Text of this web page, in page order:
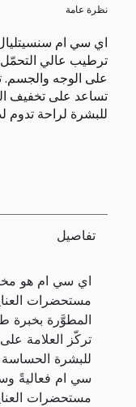
نظرة عامة
ترطيب عالي التحمّل
على الوجه والجسم.
تساعد على تخفيف
للبشرة لراحة تدوم
تفاصيل
اي سي ام هو
مستحضرات
المطوَّرة بخبرة
تركّز العلامة
للبشرة
سي ام فعاليةً
مستحضرات